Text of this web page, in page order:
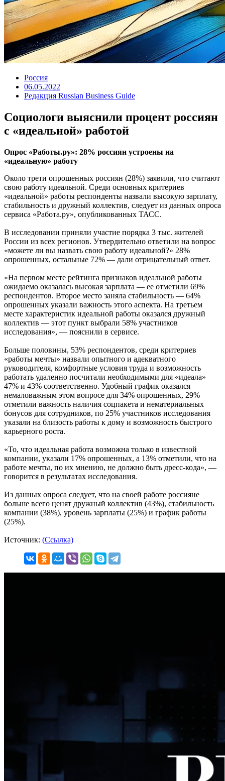
Россия
06.05.2022
Редакция Russian Business Guide
Социологи выяснили процент россиян
с «идеальной» работой
Опрос «Работы.ру»: 28% россиян устроены на
«идеальную» работу
Около трети опрошенных россиян (28%) заявили, что считают
свою работу идеальной. Среди основных критериев
«идеальной» работы респонденты назвали высокую зарплату,
стабильность и дружный коллектив, следует из данных опроса
сервиса «Работа.ру», опубликованных ТАСС.
В исследовании приняли участие порядка 3 тыс. жителей
России из всех регионов. Утвердительно ответили на вопрос
«можете ли вы назвать свою работу идеальной?» 28%
опрошенных, остальные 72% — дали отрицательный ответ.
«На первом месте рейтинга признаков идеальной работы
ожидаемо оказалась высокая зарплата — ее отметили 69%
респондентов. Второе место заняла стабильность — 64%
опрошенных указали важность этого аспекта. На третьем
месте характеристик идеальной работы оказался дружный
коллектив — этот пункт выбрали 58% участников
исследования», — пояснили в сервисе.
Больше половины, 53% респондентов, среди критериев
«работы мечты» назвали опытного и адекватного
руководителя, комфортные условия труда и возможность
работать удаленно посчитали необходимыми для «идеала»
47% и 43% соответственно. Удобный график оказался
немаловажным этом вопросе для 34% опрошенных, 29%
отметили важность наличия соцпакета и нематериальных
бонусов для сотрудников, по 25% участников исследования
указали на близость работы к дому и возможность быстрого
карьерного роста.
«То, что идеальная работа возможна только в известной
компании, указали 17% опрошенных, а 13% отметили, что на
работе мечты, по их мнению, не должно быть дресс-кода», —
говорится в результатах исследования.
Из данных опроса следует, что на своей работе россияне
больше всего ценят дружный коллектив (43%), стабильность
компании (38%), уровень зарплаты (25%) и график работы
(25%).
Источник: (Ссылка)